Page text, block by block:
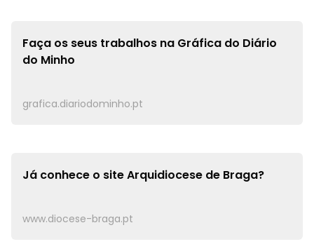
Faça os seus trabalhos na Gráfica do Diário
do Minho
grafica.diariodominho.pt
Já conhece o siteArquidiocese de Braga?
www.diocese-braga.pt